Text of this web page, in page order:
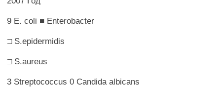
9 E. coli ■ Enterobacter
□ S.epidermidis
□ S.aureus
3 Streptococcus 0 Candida albicans